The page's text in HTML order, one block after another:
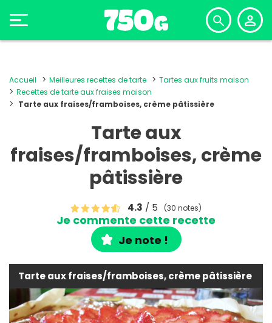
Accueil Meilleures recettes de tarte
Tartes aux fruits maison
Recettes de tarte aux fraises maison
Tarte aux fraises/framboises, crème pâtissière
Tarte aux
fraises/framboises, crème
pâtissière
4.3 / 5 (30 notes)
Je commente cette recette
Je note !
Tarte aux fraises/framboises, crème pâtissière